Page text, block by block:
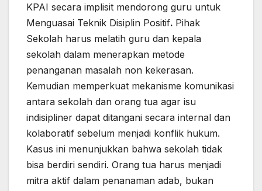
KPAI secara implisit mendorong guru untuk
Menguasai Teknik Disiplin Positif. Pihak
Sekolah harus melatih guru dan kepala
sekolah dalam menerapkan metode
penanganan masalah non kekerasan.
Kemudian memperkuat mekanisme komunikasi
antara sekolah dan orang tua agar isu
indisipliner dapat ditangani secara internal dan
kolaboratif sebelum menjadi konflik hukum.
Kasus ini menunjukkan bahwa sekolah tidak
bisa berdiri sendiri. Orang tua harus menjadi
mitra aktif dalam penanaman adab, bukan